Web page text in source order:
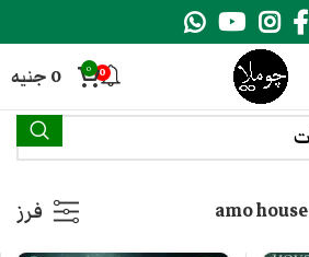
0
0
0 جنيه
amo house فرز